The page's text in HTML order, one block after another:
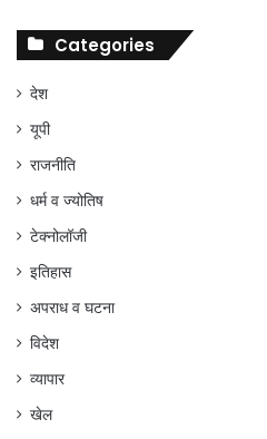
Categories
देश
यूपी
राजनीति
धर्म व ज्योतिष
टेक्नोलॉजी
इतिहास
अपराध व घटना
विदेश
व्यापार
खेल